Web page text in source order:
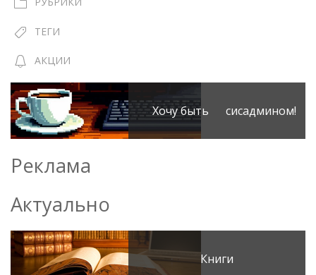
ТЕГИ
АКЦИИ
Хочу быть сисадмином!
Реклама
Актуально
Книги